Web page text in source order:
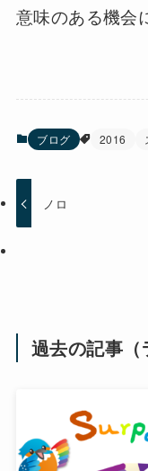
意味のある機会
ブログ 2016
ノロ
過去の記事（